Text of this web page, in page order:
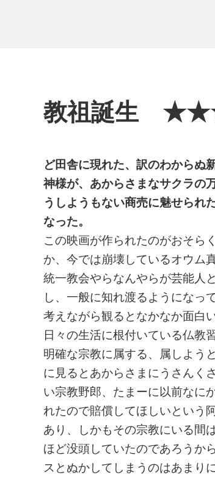
教祖誕生
ど田舎に現れた、訳のわからぬ
神様が、あからさまなサクラの
うしようもない商売に魅せられ
なった。
この映画が作られたのがおそら
か、今では崩壊しているオウム
統一教会やらなんやらが芸能人
し、一般に知れ渡るようになっ
考えながら観るとなかなか面白い
日々の生活に根付いている仏教
明確な宗教に属する、属しよう
に見るとあからさまにうさんく
い宗教野郎、たまーに以前なに
れたので賠償してほしいという
あり、しかもその宗教にいる間
ほど没頭していたのであろうか
スとぬかしてしまうのはあまり